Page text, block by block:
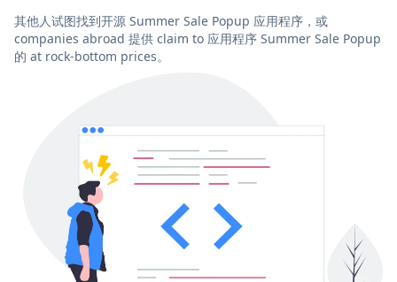
其他人试图找到开源 Summer Sale Popup 应用程序，或
companies abroad 提供 claim to 应用程序 Summer Sale Popup
的 at rock-bottom prices。